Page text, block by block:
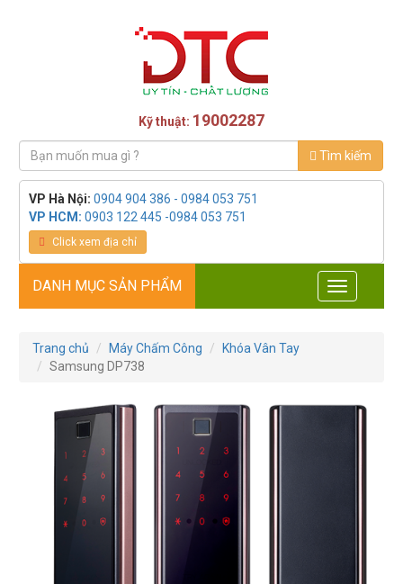
Kỹ thuật: 19002287
Tìm kiếm
VP Hà Nội:0904 904 386 - 0984 053 751
VP HCM:0903 122 445 -0984 053 751
Click xem địa chỉ
DANH MỤC SẢN PHẨM
Toggle
navigation
Trang chủ Máy Chấm Công
Khóa Vân Tay
Samsung DP738